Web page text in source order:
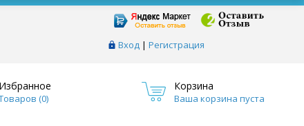
Вход | Регистрация
Избранное
(0)
Корзина
Ваша корзина пуста